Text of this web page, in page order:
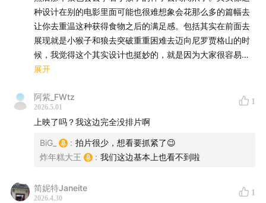
野孩子 - 未曾见过的景象
野孩子 - 影
久石譲 - 生きる喜び
野孩子 - 梦境碎片
野孩子 - 野孩子
种设计在别的电影里面可能也很难想象会花那么多的篇幅去
让你去重温这种获得食物之后的满足感。包括其实在前面去
展现就是小猴子和狼去突破重重困难去迈向尼罗贾格山的时
候，我觉得这个其实设计也挺妙的，就是因为大家很容易会
去陷入说去升级打怪的这种故事性的情节，但其实导演并没
那个过程，以及小猴子燃比娃在这个过程当中去他们的各种
策略的变化。就像是在写我跟狗狗的狩猎日常。这种感觉特
别妙，我们在一些剧情片里面看的很多，但在动画片里面很
少见。我一度以为小朋友会坐不住，不过我女儿看完了全
场，除了一开始被一个骷髅吓到，后面整个都跟认真看完，
不喜欢这类画风，就问她你觉得好看吗，她回答：小猴子很
可爱，就是狗狗画的是不是有点草率啊。同时表示很喜欢这
展开
阿紫_FWtz
2026.5.01
1
上映了吗？我这边完全没排片啊
BiG_ : 拍片很少，想看要抓紧了😉
炸年糕大王
: 我们这边基本上也看不到啦
简妮特Janeite
2026.4.30
1